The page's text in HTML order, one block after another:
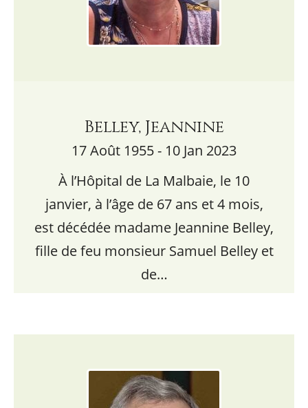
Belley, Jeannine
17 Août 1955 - 10 Jan 2023
À l’Hôpital de La Malbaie, le 10
janvier, à l’âge de 67 ans et 4 mois,
est décédée madame Jeannine Belley,
fille de feu monsieur Samuel Belley et
de…